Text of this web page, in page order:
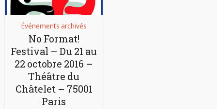
Événements archivés
No Format!
Festival – Du 21 au
22 octobre 2016 –
Théâtre du
Châtelet – 75001
Paris